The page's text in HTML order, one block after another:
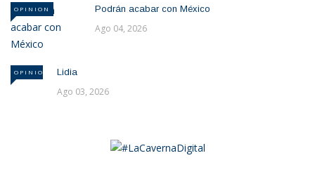
OPINION Podrán acabar con México
Ago 04, 2026
OPINION Lidia
Ago 03, 2026